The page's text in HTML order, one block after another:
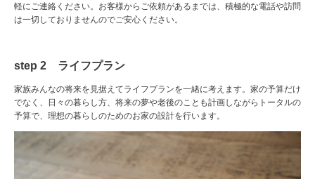
軽にご連絡ください。お客様からご依頼があるまでは、積極的な電話や訪問
は一切しておりませんのでご安心ください。
step 2 ライフプラン
家族みんなの将来を見据えてライフプランを一緒に考えます。家の予算だけ
でなく、日々の暮らし方、将来の夢や老後のことも計画しながらトータルの
予算で、理想の暮らしのためのお家の設計を行います。